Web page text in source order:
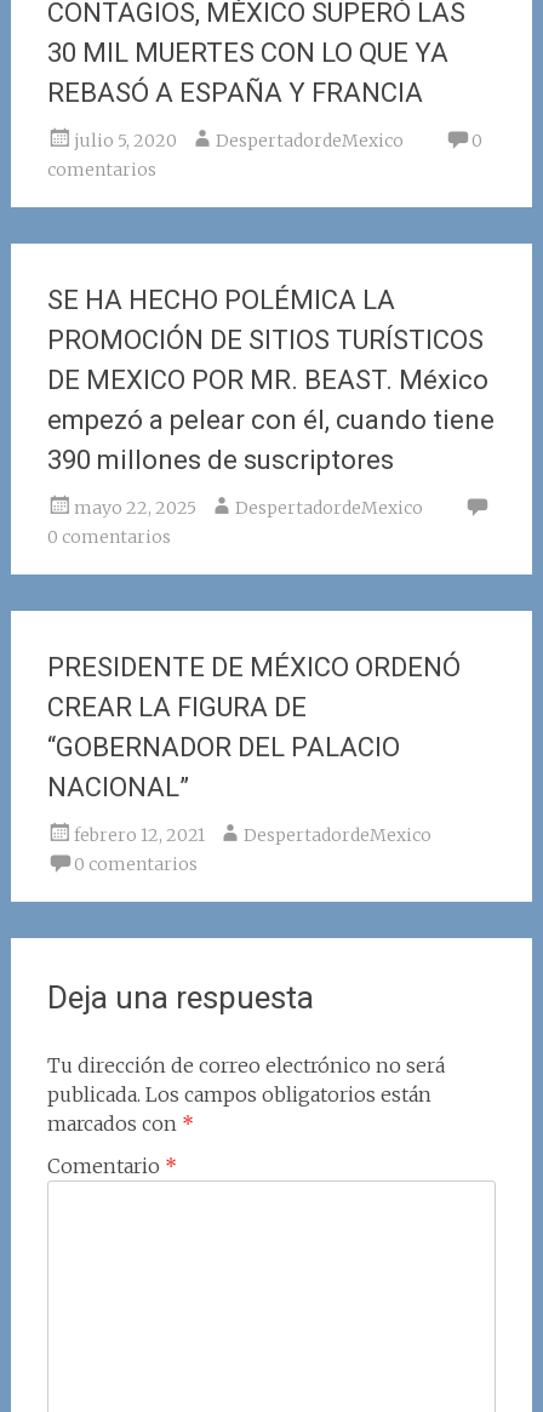
CONTAGIOS, MÉXICO SUPERÓ LAS
30 MIL MUERTES CON LO QUE YA
REBASÓ A ESPAÑA Y FRANCIA
julio 5, 2020 DespertadordeMexico
0
comentarios
SE HA HECHO POLÉMICA LA
PROMOCIÓN DE SITIOS TURÍSTICOS
DE MEXICO POR MR. BEAST. México
empezó a pelear con él, cuando tiene
390 millones de suscriptores
mayo 22, 2025
DespertadordeMexico
0 comentarios
PRESIDENTE DE MÉXICO ORDENÓ
CREAR LA FIGURA DE
“GOBERNADOR DEL PALACIO
NACIONAL”
febrero 12, 2021
DespertadordeMexico
0 comentarios
Deja una respuesta
Tu dirección de correo electrónico no será
publicada. Los campos obligatorios están
marcados con *
Comentario *